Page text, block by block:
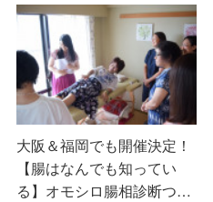
大阪＆福岡でも開催決定！
【腸はなんでも知ってい
る】オモシロ腸相診断つ…